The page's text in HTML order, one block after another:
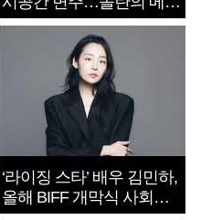
지는 ‘전쟁 속죄’
‘라이징 스타’ 배우 김민하,
올해 BIFF 개막식 사회자